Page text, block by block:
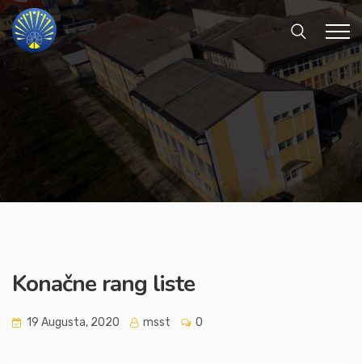
Konačne rang liste
19 Augusta, 2020 msst 0